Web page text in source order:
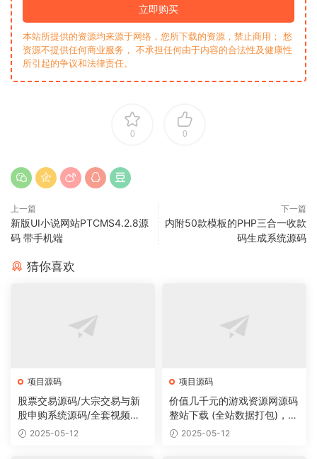
立即购买
本站所提供的资源均来源于网络，您所下载的资源，禁止商用； 愁
资源不提供任何商业服务， 不承担任何由于内容的合法性及健康性
所引起的争议和法律责任。
0 0
上一篇
新版UI小说网站PTCMS4.2.8源
码 带手机端
下一篇
内附50款模板的PHP三合一收款
码生成系统源码
猜你喜欢
项目源码
股票交易源码/大宗交易与新
股申购系统源码/全套视频教
程 2025-05-12
项目源码
价值几千元的游戏资源网源码
整站下载 (全站数据打包)，数
据里面有200多个宝贝。
2025-05-12